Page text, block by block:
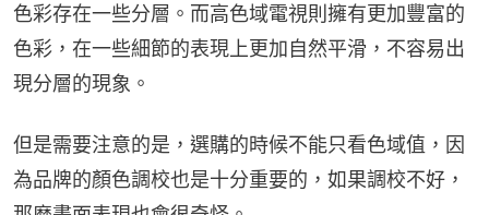
色彩存在一些分層。而高色域電視則擁有更加豐富的
色彩，在一些細節的表現上更加自然平滑，不容易出
現分層的現象。
但是需要注意的是，選購的時候不能只看色域值，因
為品牌的顏色調校也是十分重要的，如果調校不好，